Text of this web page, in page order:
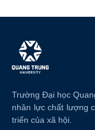
Trường Đại học
nhân lực chất lượng
triển của xã hội.